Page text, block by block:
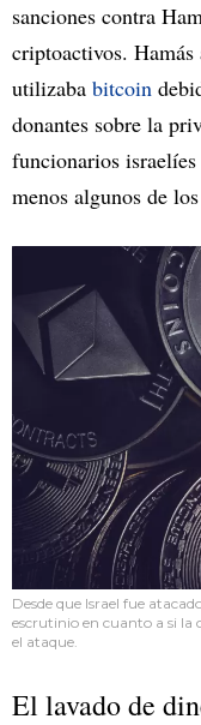
sanciones contra
criptoactivos.
utilizaba bitcoin
donantes sobre la
funcionarios
menos algunos de
Desde que Israel fue
escrutinio en cuanto a si
el ataque.
El lavado de